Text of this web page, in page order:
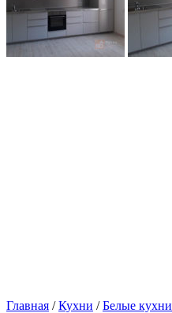
Главная /Кухни /Белые кухни